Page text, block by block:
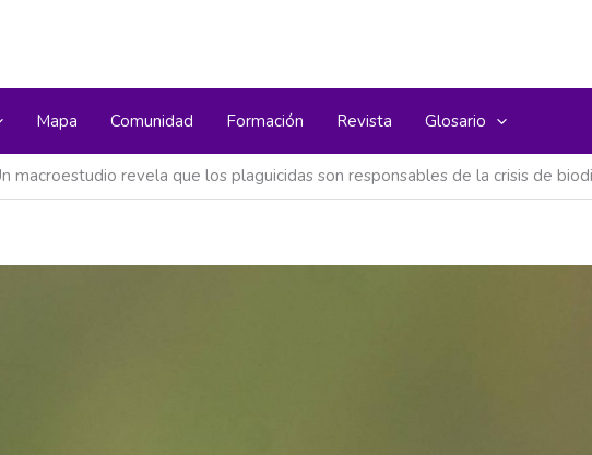
Mapa Comunidad Formación Revista Glosario
macroestudio revela que los plaguicidas son responsables de la crisis de